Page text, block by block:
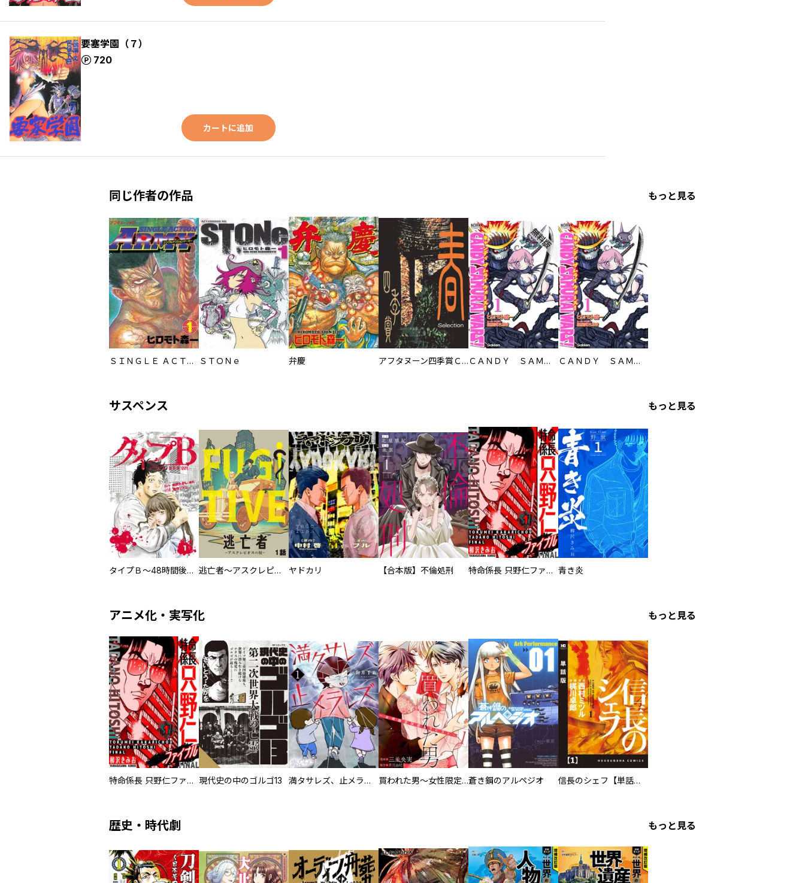
要塞学園（７）
720
ポイント
カートに追加
同じ作者の作品 もっと見る
ＳＩＮＧＬＥ ＡＣＴＩＯＮ ＡＲＭＹ ＳＴＯＮｅ 弁慶 アフタヌーン四季賞ＣＨＲＯＮＩＣＬＥ １９８７－２０００ ＣＡＮＤＹ ＳＡＭＵＲＡＩ ＷＡＲＳ！ 無料電子版 ＣＡＮＤＹ ＳＡＭＵＲＡＩ ＷＡＲＳ！
サスペンス もっと見る
タイプＢ～48時間後、致死率100％～【単話】 逃亡者～アスクレピオスの杖～ ヤドカリ 【合本版】不倫処刑 特命係長 只野仁ファイナル 愛蔵版 青き炎
アニメ化・実写化 もっと見る
特命係長 只野仁ファイナル 愛蔵版 現代史の中のゴルゴ13 満タサレズ、止メラレズ 買われた男～女性限定快感セラピスト～【描き下ろしおまけ付き特装版】蒼き鋼のアルペジオ 信長のシェフ【単話版】
歴史・時代劇 もっと見る